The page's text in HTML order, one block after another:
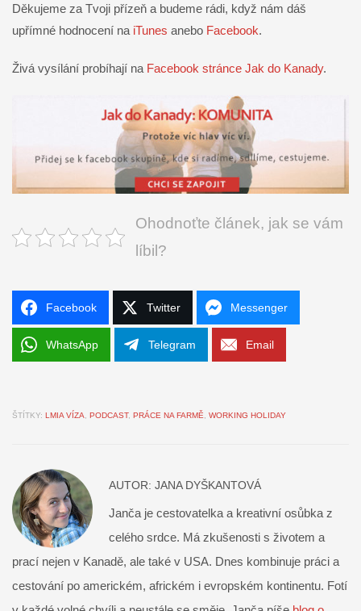
Děkujeme za Tvoji přízeň a budeme rádi, když nám dáš
upřímné hodnocení na iTunes anebo Facebook.
Živá vysílání probíhají na Facebook stránce Jak do Kanady.
Ohodnoťte článek, jak se vám
líbil?
Facebook Twitter Messenger
WhatsApp Telegram Email
ŠTÍTKY: LMIA VÍZA PODCAST, PRÁCE NA FARMĚ WORKING HOLIDAY
AUTOR: JANA DYŠKANTOVÁ
Janča je cestovatelka a kreativní osůbka z
celého srdce. Má zkušenosti s životem a
prací nejen v Kanadě, ale také v USA. Dnes kombinuje práci a
cestování po americkém, africkém i evropském kontinentu. Fotí